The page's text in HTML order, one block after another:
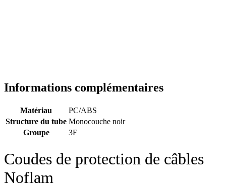
Informations complémentaires
Matériau
PC/ABS
Structure du tube Monocouche noir
Groupe
3F
Coudes de protection de câbles
Noflam